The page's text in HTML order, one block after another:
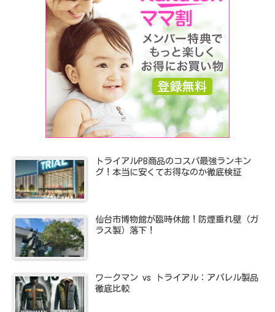
トライアルPB商品のコスパ最強ランキン
グ！本当に安くてお得なのか徹底検証
仙台市博物館が臨時休館！防煙垂れ壁（ガ
ラス製）落下！
ワークマン vs トライアル：アパレル製品
徹底比較